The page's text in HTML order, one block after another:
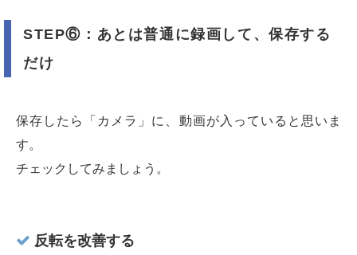
STEP⑥：あとは普通に録画して、保存する
だけ
保存したら「カメラ」に、動画が入っていると思いま
す。
チェックしてみましょう。
反転を改善する